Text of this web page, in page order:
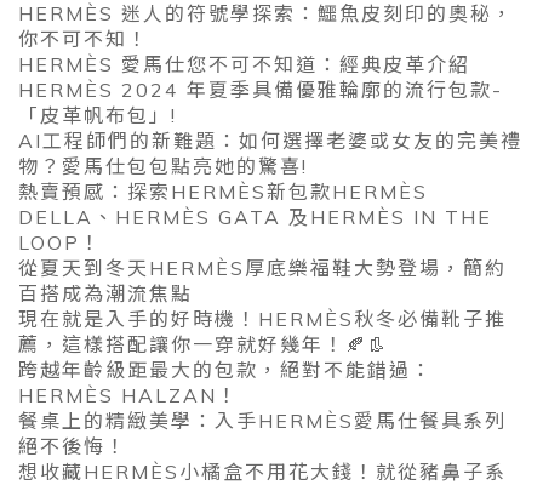
HERMÈS 迷人的符號學探索：鱷魚皮刻印的奧秘，
你不可不知！
HERMÈS 愛馬仕您不可不知道：經典皮革介紹
HERMÈS 2024 年夏季具備優雅輪廓的流行包款-
「皮革帆布包」!
AI工程師們的新難題：如何選擇老婆或女友的完美禮
物？愛馬仕包包點亮她的驚喜!
熱賣預感：探索HERMÈS新包款HERMÈS
DELLA、HERMÈS GATA 及HERMÈS IN THE
LOOP！
從夏天到冬天HERMÈS厚底樂福鞋大勢登場，簡約
百搭成為潮流焦點
現在就是入手的好時機！HERMÈS秋冬必備靴子推
薦，這樣搭配讓你一穿就好幾年！🍂👢
跨越年齡級距最大的包款，絕對不能錯過：
HERMÈS HALZAN！
餐桌上的精緻美學：入手HERMÈS愛馬仕餐具系列
絕不後悔！
想收藏HERMÈS小橘盒不用花大錢！就從豬鼻子系